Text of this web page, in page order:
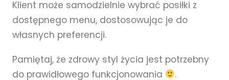
Klient może samodzielnie wybrać posiłki z
dostępnego menu, dostosowując je do
własnych preferencji.
Pamiętaj, że zdrowy styl życia jest potrzebny
do prawidłowego funkcjonowania
.